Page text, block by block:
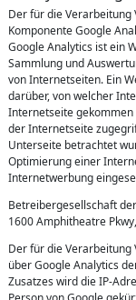
Der für die
Komponente Google
Google Analytics ist ein
Sammlung und
von Internetseiten. Ein
darüber, von welcher
Internetseite
der Internetseite
Unterseite betrachtet
Optimierung einer
Internetwerbung
Betreibergesellschaft
1600 Amphitheatre
Der für die
über Google Analytics
Zusatzes wird die IP-